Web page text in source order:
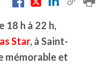
18 h à 22 h,
Star, à Saint-
mémorable et